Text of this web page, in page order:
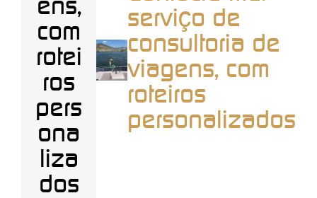
ens,
com
rotei
ros
pers
ona
liza
dos
serviço de
consultoria de
viagens, com
roteiros
personalizados